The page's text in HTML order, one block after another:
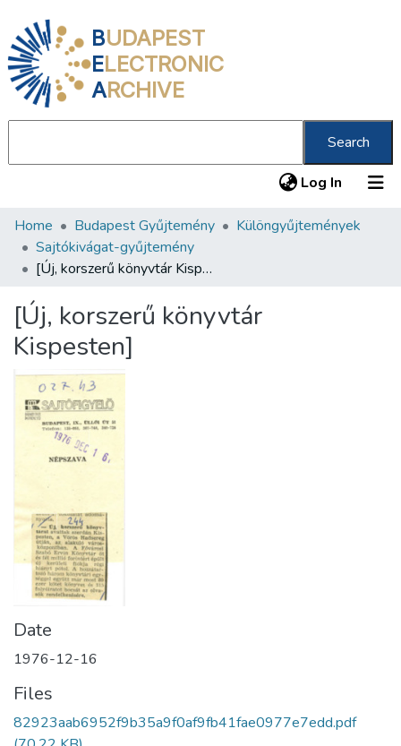
BUDAPEST
ELECTRONIC
ARCHIVE
Search
Log In (current)
Communities & Collections
All of DSpace
Statistics
About us
Home Budapest Gyűjtemény
Különgyűjtemények
Sajtókivágat-gyűjtemény
[Új, korszerű könyvtár Kispesten]
[Új, korszerű könyvtár
Kispesten]
Date
1976-12-16
Files
82923aab6952f9b35a9f0af9fb41fae0977e7edd.pdf